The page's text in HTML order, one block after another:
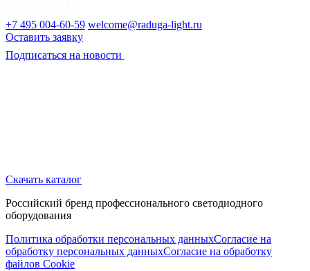
+7 495 004-60-59 welcome@raduga-light.ru
Оставить заявку
Подписаться на новости
Скачать каталог
Российский бренд профессионального светодиодного
оборудования
Политика обработки персональных данныхСогласие на
обработку персональных данныхСогласие на обработку
файлов Cookie